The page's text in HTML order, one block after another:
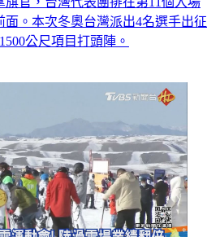
面。本次冬奧台灣派出4名選手出征
公尺項目打頭陣。